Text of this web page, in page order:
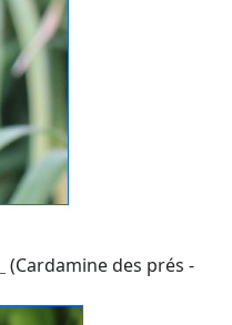
(Cardamine des prés -